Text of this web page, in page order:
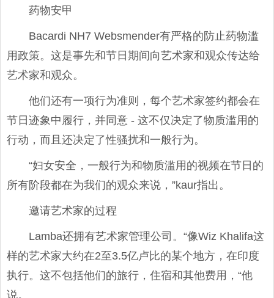
药物安甲
Bacardi NH7 Websmender有严格的防止药物滥
用政策。这是事先和节日期间向艺术家和观众传达给
艺术家和观众。
他们还有一项行为准则，每个艺术家签约都会在
节日迹象中履行，并同意 - 这不仅决定了物质滥用的
行动，而且还决定了性骚扰和一般行为。
“妇女安全，一般行为和物质滥用的视频在节日的
所有阶段都在为我们的观众来说，”kaur指出。
邀请艺术家的过程
Lamba还拥有艺术家管理公司。“像Wiz Khalifa这
样的艺术家大约在2至3.5亿卢比的某个地方，在印度
执行。这不包括他们的旅行，住宿和其他费用，“他
说。